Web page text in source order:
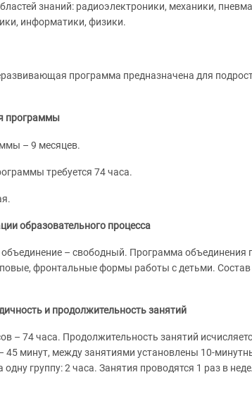
знаний: радиоэлектроники, механики,
информатики, физики.
программа предназначена для
программы
– 9 месяцев.
требуется 74 часа.
образовательного процесса
– свободный. Программа объединения
фронтальные формы работы с детьми. Состав
и продолжительность занятий
– 74 часа. Продолжительность занятий
45 минут, между занятиями установлены 10-
одну группу: 2 часа. Занятия проводятся 1 раз в